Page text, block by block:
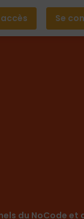
Se
du NoCode et